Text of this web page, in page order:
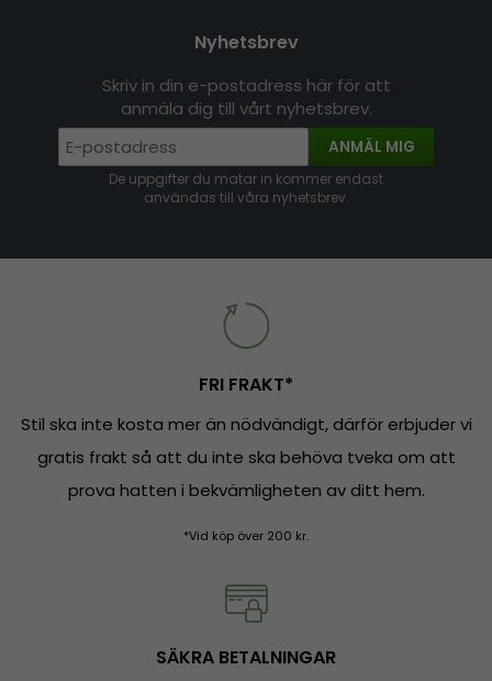
Nyhetsbrev
Skriv in din e-postadress här för att
anmäla dig till vårt nyhetsbrev.
ANMÄL MIG
De uppgifter du matar in kommer endast
användas till våra nyhetsbrev.
FRI FRAKT*
Stil ska inte kosta mer än nödvändigt, därför erbjuder vi
gratis frakt så att du inte ska behöva tveka om att
prova hatten i bekvämligheten av ditt hem.
*Vid köp över 200 kr.
SÄKRA BETALNINGAR